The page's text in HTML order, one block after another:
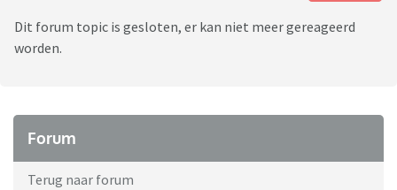
Dit forum topic is gesloten, er kan niet meer gereageerd
worden.
Forum
Terug naar forum